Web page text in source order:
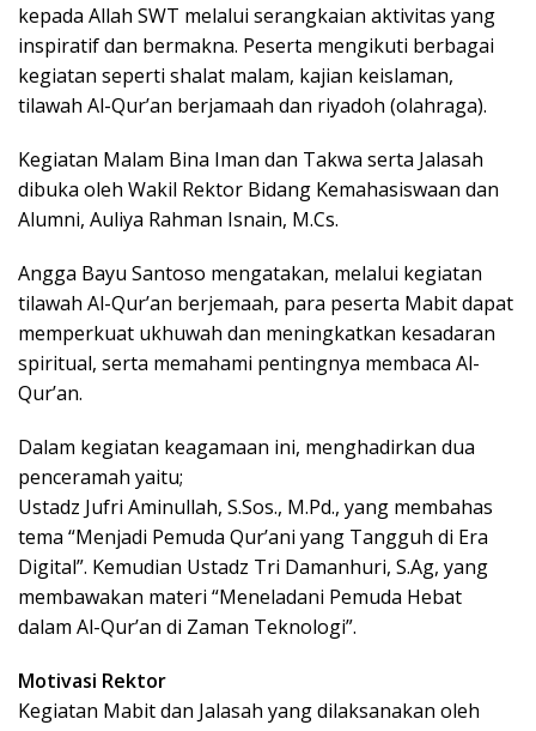
kepada Allah SWT melalui serangkaian aktivitas yang
inspiratif dan bermakna. Peserta mengikuti berbagai
kegiatan seperti shalat malam, kajian keislaman,
tilawah Al-Qur’an berjamaah dan riyadoh (olahraga).
Kegiatan Malam Bina Iman dan Takwa serta Jalasah
dibuka oleh Wakil Rektor Bidang Kemahasiswaan dan
Alumni, Auliya Rahman Isnain, M.Cs.
Angga Bayu Santoso mengatakan, melalui kegiatan
tilawah Al-Qur’an berjemaah, para peserta Mabit dapat
memperkuat ukhuwah dan meningkatkan kesadaran
spiritual, serta memahami pentingnya membaca Al-
Qur’an.
Dalam kegiatan keagamaan ini, menghadirkan dua
penceramah yaitu;
Ustadz Jufri Aminullah, S.Sos., M.Pd., yang membahas
tema “Menjadi Pemuda Qur’ani yang Tangguh di Era
Digital”. Kemudian Ustadz Tri Damanhuri, S.Ag, yang
membawakan materi “Meneladani Pemuda Hebat
dalam Al-Qur’an di Zaman Teknologi”.
Motivasi Rektor
Kegiatan Mabit dan Jalasah yang dilaksanakan oleh